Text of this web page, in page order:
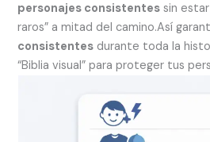
personajes consistentes sin
raros” a mitad del camino.Así
consistentes durante toda la
“Biblia visual” para proteger tus